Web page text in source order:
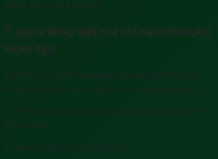
lai hay hành động của giá.
Ý nghĩa tiếng Việt của chỉ báo Ichimoku
kinko hyo
Để hiểu về ý nghĩa của chỉ báo Ichimoku Kinko Hyo thì
chúng ta cùng tìm hiểu ý nghĩa của từng từ ghép lại:
+ Ichimoku có nghĩa là Trong nháy mắt hay Một cái nhìn
thoáng qua
+ Kinko đại diện cho sự Cân bằng.